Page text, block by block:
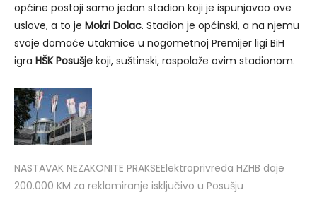
općine postoji samo jedan stadion koji je ispunjavao ove
uslove, a to je Mokri Dolac. Stadion je općinski, a na njemu
svoje domaće utakmice u nogometnoj Premijer ligi BiH
igra HŠK Posušje koji, suštinski, raspolaže ovim stadionom.
NASTAVAK NEZAKONITE PRAKSEElektroprivreda HZHB daje
200.000 KM za reklamiranje isključivo u Posušju